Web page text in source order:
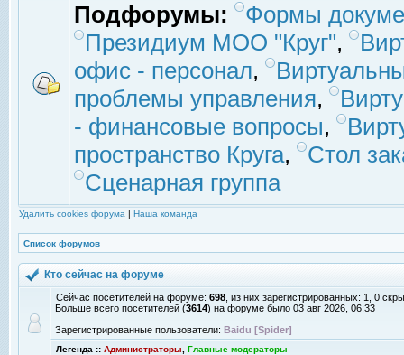
Подфорумы:
Формы
Президиум МОО "Круг",
офис - персонал,
проблемы управления,
- финансовые вопросы,
пространство Круга,
Стол
Сценарная группа
Удалить cookies форума | Наша команда
Список форумов
Кто сейчас на форуме
Сейчас посетителей на форуме: 698 , из них зарегистрированных: 1, 0
Больше всего посетителей (3614) на форуме было 03 авг 2026, 06:33
Зарегистрированные пользователи: Baidu [Spider]
Легенда :: Администраторы Главные модераторы